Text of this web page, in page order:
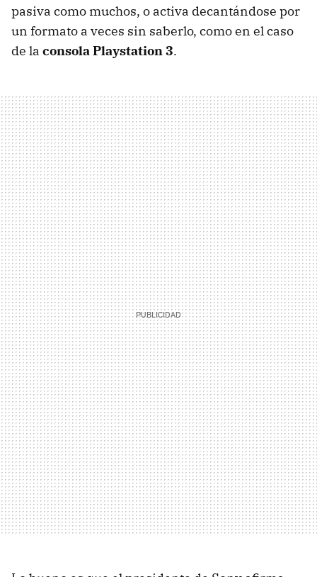
pasiva como muchos, o activa decantándose por
un formato a veces sin saberlo, como en el caso
de la consola Playstation 3.